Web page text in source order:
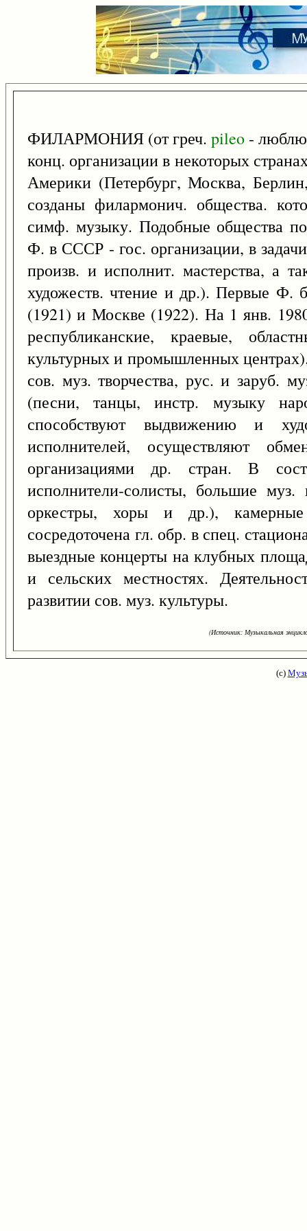
ФИЛАРМОНИЯ (от греч. pileo -
конц. организации в некоторых
Америки (Петербург, Москва,
созданы филармонич. общества.
симф. музыку. Подобные общества
Ф. в СССР - гос. организации, в
произв. и исполнит. мастерства, а
художеств. чтение и др.). Первые Ф.
(1921) и Москве (1922). На 1 янв.
республиканские, краевые,
культурных и промышленных
сов. муз. творчества, рус. и заруб.
(песни, танцы, инстр. музыку
способствуют выдвижению и
исполнителей, осуществляют
организациями др. стран. В
исполнители-солисты, большие
оркестры, хоры и др.),
сосредоточена гл. обр. в спец.
выездные концерты на клубных
и сельских местностях.
развитии сов. муз. культуры.
(Источник: Музыкальная
(с)